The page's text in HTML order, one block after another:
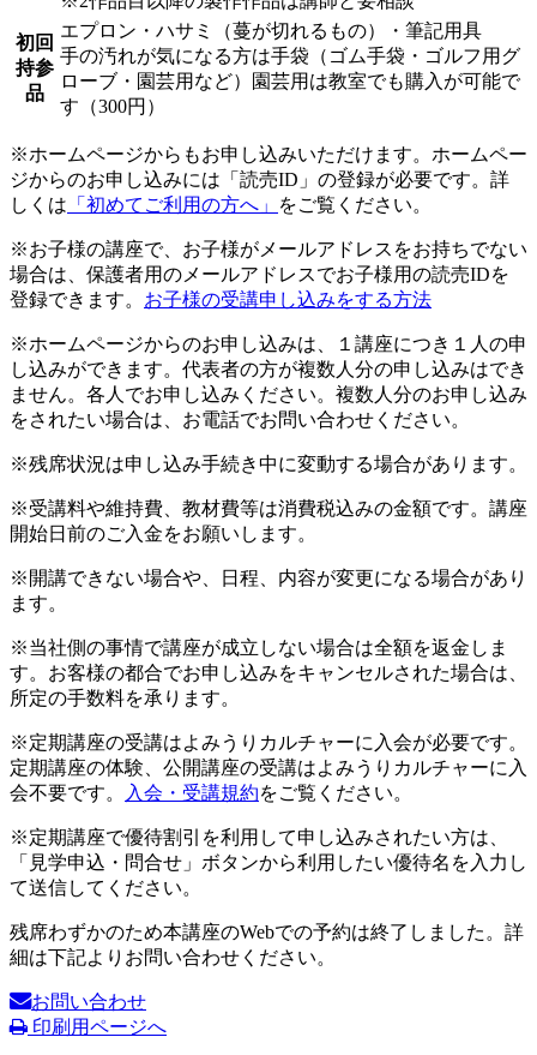
初回
持参
品
エプロン・ハサミ（蔓が切れるもの）・筆記用具
手の汚れが気になる方は手袋（ゴム手袋・ゴルフ用グ
ローブ・園芸用など）園芸用は教室でも購入が可能で
す（300円）
※ホームページからもお申し込みいただけます。ホームペー
ジからのお申し込みには「読売ID」の登録が必要です。詳
しくは 「初めてご利用の方へ」 をご覧ください。
※お子様の講座で、お子様がメールアドレスをお持ちでない
場合は、保護者用のメールアドレスでお子様用の読売IDを
登録できます。 お子様の受講申し込みをする方法
※ホームページからのお申し込みは、１講座につき１人の申
し込みができます。代表者の方が複数人分の申し込みはでき
ません。各人でお申し込みください。複数人分のお申し込み
をされたい場合は、お電話でお問い合わせください。
※残席状況は申し込み手続き中に変動する場合があります。
※受講料や維持費、教材費等は消費税込みの金額です。講座
開始日前のご入金をお願いします。
※開講できない場合や、日程、内容が変更になる場合があり
ます。
※当社側の事情で講座が成立しない場合は全額を返金しま
す。お客様の都合でお申し込みをキャンセルされた場合は、
所定の手数料を承ります。
※定期講座の受講はよみうりカルチャーに入会が必要です。
定期講座の体験、公開講座の受講はよみうりカルチャーに入
会不要です。
入会・受講規約をご覧ください。
※定期講座で優待割引を利用して申し込みされたい方は、
「見学申込・問合せ」ボタンから利用したい優待名を入力し
て送信してください。
残席わずかのため本講座のWebでの予約は終了しました。詳
細は下記よりお問い合わせください。
お問い合わせ
印刷用ページへ